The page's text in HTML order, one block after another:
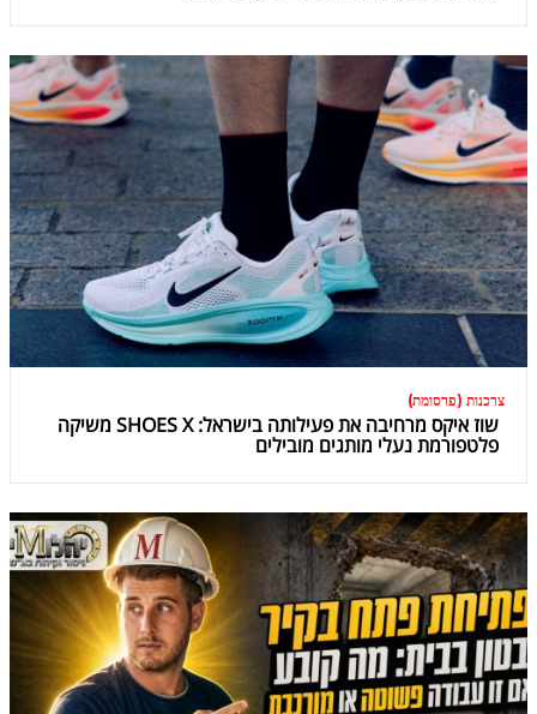
צרכנות (פרסומת)
שוז איקס מרחיבה את פעילותה בישראל: SHOES X משיקה
פלטפורמת נעלי מותגים מובילים